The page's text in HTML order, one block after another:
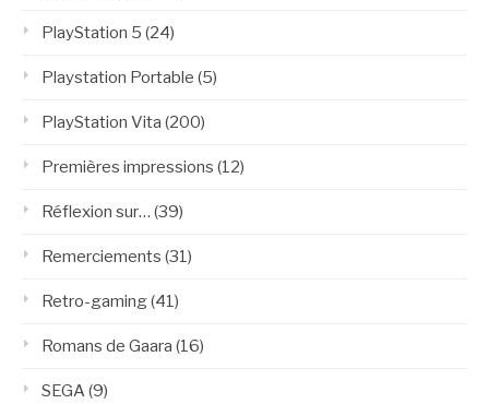
PlayStation 5 (24)
Playstation Portable (5)
PlayStation Vita (200)
Premières impressions (12)
Réflexion sur… (39)
Remerciements (31)
Retro-gaming(41)
Romans de Gaara (16)
SEGA(9)